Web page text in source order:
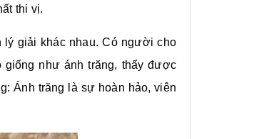
thi vị.
lý giải khác nhau. Có người cho
như ánh trăng, thấy được
Ánh trăng là sự hoàn hảo, viên